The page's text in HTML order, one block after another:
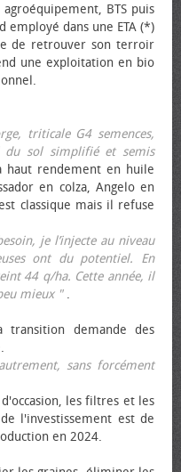
BTS puis
employé dans une ETA (*)
de retrouver son terroir
une exploitation en bio
triticale G4 semences,
du sol simplifié et semis
haut rendement en huile
en colza, Angelo en
classique mais il refuse
je l’injecte au niveau
ont du potentiel. En
44 q/ha. Cette année, il
mieux ".
demande des
sans forcément
les filtres et les
l'investissement est de
en 2024.